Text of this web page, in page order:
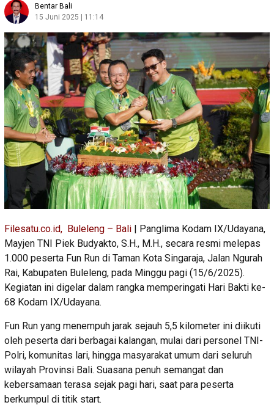
Bentar Bali
15 Juni 2025 | 11:14
Filesatu.co.id, Buleleng – Bali | Panglima Kodam IX/Udayana,
Mayjen TNI Piek Budyakto, S.H., M.H., secara resmi melepas
1.000 peserta Fun Run di Taman Kota Singaraja, Jalan Ngurah
Rai, Kabupaten Buleleng, pada Minggu pagi (15/6/2025).
Kegiatan ini digelar dalam rangka memperingati Hari Bakti ke-
68 Kodam IX/Udayana.
Fun Run yang menempuh jarak sejauh 5,5 kilometer ini diikuti
oleh peserta dari berbagai kalangan, mulai dari personel TNI-
Polri, komunitas lari, hingga masyarakat umum dari seluruh
wilayah Provinsi Bali. Suasana penuh semangat dan
kebersamaan terasa sejak pagi hari, saat para peserta
berkumpul di titik start.